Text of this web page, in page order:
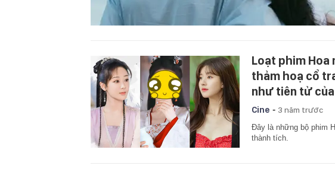
Loạt phim Hoa
thảm hoạ cổ
như tiên tử
Cine - 3 năm trước
Đây là những bộ phim
thành tích.